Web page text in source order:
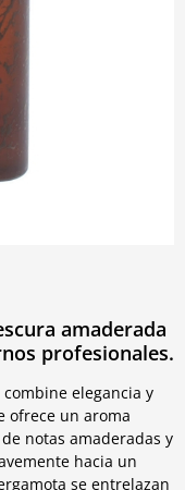
amaderada
profesionales.
elegancia y
ofrece un aroma
notas amaderadas y
hacia un
se entrelazan